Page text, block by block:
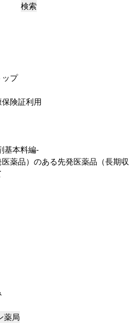
検索
プ
険証利用
基本料編-
薬品）のある先発医薬品（長期収
薬局